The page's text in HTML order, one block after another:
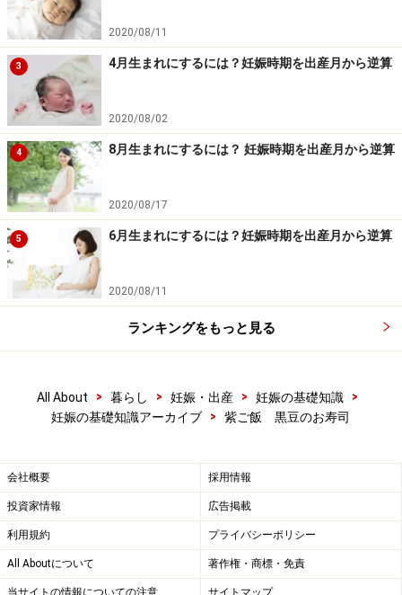
2020/08/11
3 4月生まれにするには？妊娠時期を出産月から逆算
2020/08/02
4 8月生まれにするには？ 妊娠時期を出産月から逆算
2020/08/17
5 6月生まれにするには？妊娠時期を出産月から逆算
2020/08/11
ランキングをもっと見る
All About > 暮らし > 妊娠・出産 > 妊娠の基礎知識
>
妊娠の基礎知識アーカイブ
> 紫ご飯 黒豆のお寿司
会社概要 採用情報
投資家情報 広告掲載
利用規約 プライバシーポリシー
All Aboutについて 著作権・商標・免責